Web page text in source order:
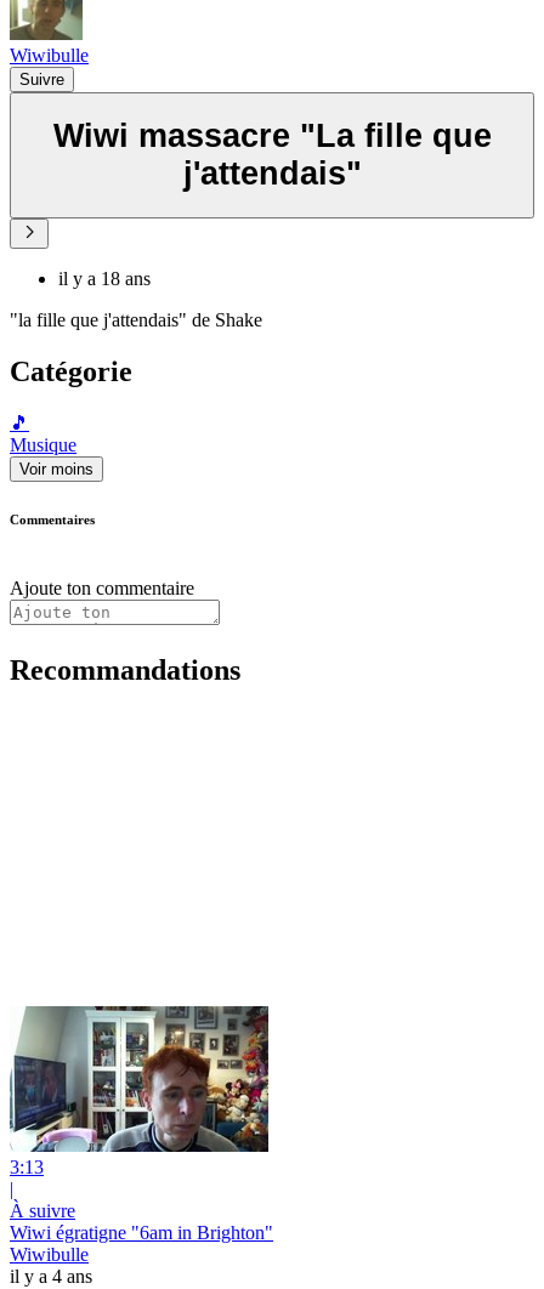
Wiwibulle
Suivre
Wiwi massacre "La fille que
j'attendais"
il y a 18 ans
"la fille que j'attendais" de Shake
Catégorie
🎵
Musique
Voir moins
Commentaires
Ajoute ton commentaire
Recommandations
3:13
|
À suivre
Wiwi égratigne "6am in Brighton"
Wiwibulle
il y a 4 ans